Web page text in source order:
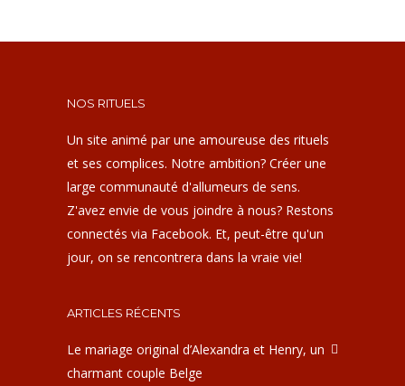
NOS RITUELS
Un site animé par une amoureuse des rituels
et ses complices. Notre ambition? Créer une
large communauté d'allumeurs de sens.
Z'avez envie de vous joindre à nous? Restons
connectés via Facebook. Et, peut-être qu'un
jour, on se rencontrera dans la vraie vie!
ARTICLES RÉCENTS
Le mariage original d’Alexandra et Henry, un
charmant couple Belge